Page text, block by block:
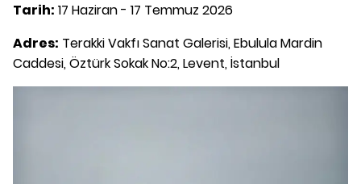
Tarih: 17 Haziran - 17 Temmuz 2026
Adres: Terakki Vakfı Sanat Galerisi, Ebulula Mardin
Caddesi, Öztürk Sokak No:2, Levent, İstanbul